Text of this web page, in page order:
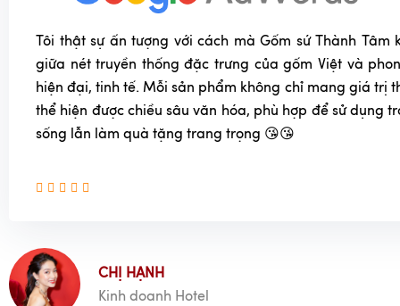
Tôi thật sự ấn tượng với cách mà Gốm sứ Thành Tâm
giữa nét truyền thống đặc trưng của gốm Việt và
hiện đại, tinh tế. Mỗi sản phẩm không chỉ mang giá trị
thể hiện được chiều sâu văn hóa, phù hợp để sử dụng
sống lẫn làm quà tặng trang trọng 😘😘
CHỊ HẠNH
Kinh doanh Hotel